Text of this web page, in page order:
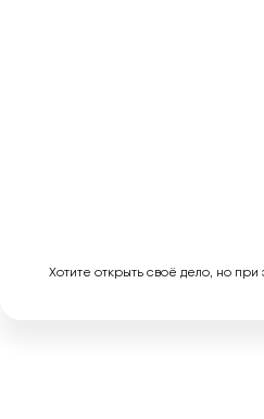
Хотите открыть своё дело, но